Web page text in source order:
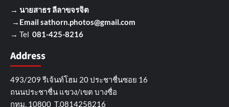
→ นายสาธร ลีลาขจรจิต
→Email sathorn.photos@gmail.com
→ Tel 081-425-8216
Address
493/209 รีเจ้นท์โฮม 20 ประชาชื่นซอย 16
ถนนประชาชื่น แขวง/เขต บางซื่อ
กทม. 10800 T.0814258216